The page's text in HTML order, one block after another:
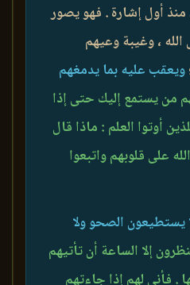
منذ أول إشارة . فهو يصور
، وغيبة وعيهم
ويعقب عليه بما يدمغهم
من يستمع إليك حتى إذا
أوتوا العلم : ماذا قال
على قلوبهم واتبعوا
يستطيعون الصحو ولا
إلا الساعة أن تأتيهم
. فأنى لهم إذا جاءتهم